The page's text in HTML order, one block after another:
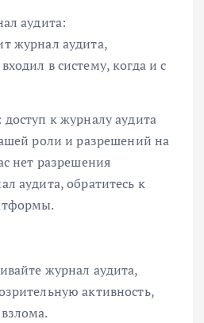
аудита:
журнал аудита,
в систему, когда и с
к журналу аудита
роли и разрешений на
нет разрешения
аудита, обратитесь к
журнал аудита,
активность,